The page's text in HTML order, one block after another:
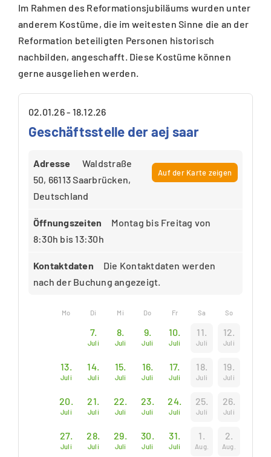
Im Rahmen des Reformationsjubiläums wurden unter
anderem Kostüme, die im weitesten Sinne die an der
Reformation beteiligten Personen historisch
nachbilden, angeschafft. Diese Kostüme können
gerne ausgeliehen werden.
02.01.26 - 18.12.26
Geschäftsstelle der aej saar
Auf der Karte zeigen
Adresse
Waldstraße
50, 66113 Saarbrücken,
Deutschland
Öffnungszeiten
Montag bis Freitag von
8:30h bis 13:30h
Kontaktdaten
Die Kontaktdaten werden
nach der Buchung angezeigt.
Mo Di Mi Do Fr Sa So
7.
Juli
8.
Juli
9.
Juli
10.
Juli
11.
Juli
12.
Juli
13.
Juli
14.
Juli
15.
Juli
16.
Juli
17.
Juli
18.
Juli
19.
Juli
20.
Juli
21.
Juli
22.
Juli
23.
Juli
24.
Juli
25.
Juli
26.
Juli
27.
Juli
28.
Juli
29.
Juli
30.
Juli
31.
Juli
1.
Aug.
2.
Aug.